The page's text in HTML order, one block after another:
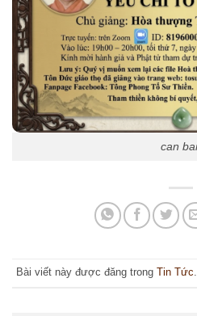
can
Bài viết này được đăng trong Tin Tức